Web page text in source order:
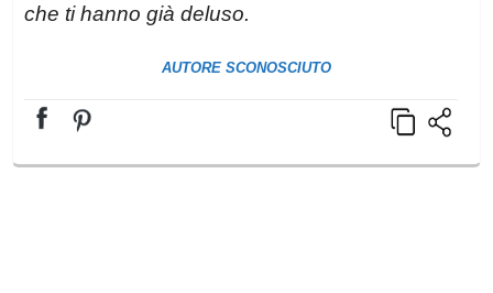
che ti hanno già deluso.
AUTORE SCONOSCIUTO